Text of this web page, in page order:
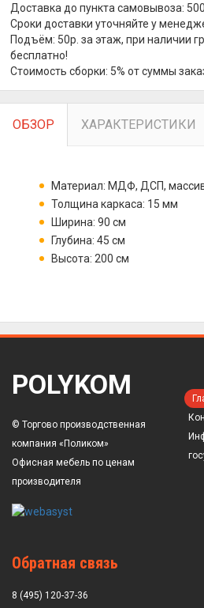
Доставка до пункта самовывоза:
Сроки доставки уточняйте у
Подъём: 50р. за этаж, при наличии
бесплатно!
Стоимость сборки: 5% от суммы
ОБЗОР ХАРАКТЕРИСТИКИ
Материал: МДФ, ДСП,
Толщина каркаса: 15 мм
Ширина: 90 см
Глубина: 45 см
Высота: 200 см
POLYKOM
© Торгово производственная
компания «Поликом»
Офисная мебель по ценам
производителя
Обратная связь
8 (495) 120-37-36